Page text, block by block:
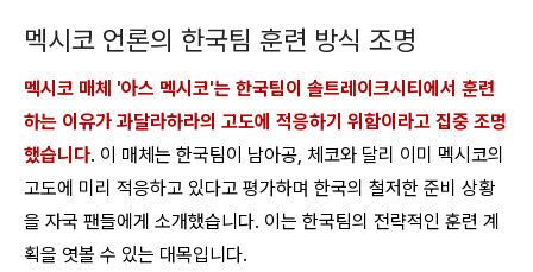
멕시코 언론의 한국팀 훈련 방식 조명
멕시코 매체 '아스 멕시코'는 한국팀이 솔트레이크시티에서 훈련
하는 이유가 과달라하라의 고도에 적응하기 위함이라고 집중 조명
했습니다. 이 매체는 한국팀이 남아공, 체코와 달리 이미 멕시코의
고도에 미리 적응하고 있다고 평가하며 한국의 철저한 준비 상황
을 자국 팬들에게 소개했습니다. 이는 한국팀의 전략적인 훈련 계
획을 엿볼 수 있는 대목입니다.